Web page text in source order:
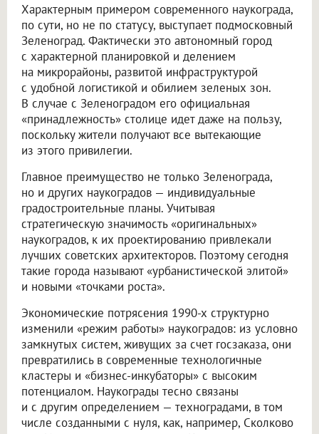
Характерным примером современного наукограда,
по сути, но не по статусу, выступает подмосковный
Зеленоград. Фактически это автономный город
с характерной планировкой и делением
на микрорайоны, развитой инфраструктурой
с удобной логистикой и обилием зеленых зон.
В случае с Зеленоградом его официальная
«принадлежность» столице идет даже на пользу,
поскольку жители получают все вытекающие
из этого привилегии.
Главное преимущество не только Зеленограда,
но и других наукоградов — индивидуальные
градостроительные планы. Учитывая
стратегическую значимость «оригинальных»
наукоградов, к их проектированию привлекали
лучших советских архитекторов. Поэтому сегодня
такие города называют «урбанистической элитой»
и новыми «точками роста».
Экономические потрясения 1990-х структурно
изменили «режим работы» наукоградов: из условно
замкнутых систем, живущих за счет госзаказа, они
превратились в современные технологичные
кластеры и «бизнес-инкубаторы» с высоким
потенциалом. Наукограды тесно связаны
и с другим определением — техноградами, в том
числе созданными с нуля, как, например, Сколково